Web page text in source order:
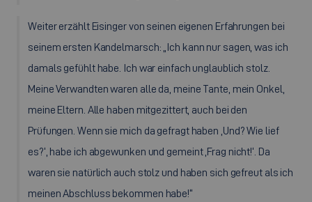
Weiter erzählt Eisinger von seinen eigenen Erfahrungen bei
seinem ersten Kandelmarsch: „Ich kann nur sagen, was ich
damals gefühlt habe. Ich war einfach unglaublich stolz.
Meine Verwandten waren alle da, meine Tante, mein Onkel,
meine Eltern. Alle haben mitgezittert, auch bei den
Prüfungen. Wenn sie mich da gefragt haben ‚Und? Wie lief
es?‘, habe ich abgewunken und gemeint ‚Frag nicht!‘. Da
waren sie natürlich auch stolz und haben sich gefreut als ich
meinen Abschluss bekommen habe!“